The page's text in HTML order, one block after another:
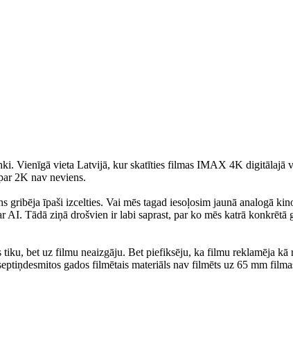
Vienīgā vieta Latvijā, kur skatīties filmas IMAX 4K digitālajā
2K nav neviens.
īpaši izcelties. Vai mēs tagad iesoļosim jaunā analogā
Tādā ziņā drošvien ir labi saprast, par ko mēs katrā konkrētā
bet uz filmu neaizgāju. Bet piefiksēju, ka filmu reklamēja
gados filmētais materiāls nav filmēts uz 65 mm